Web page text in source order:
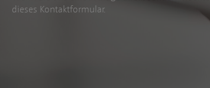
dieses Kontaktformular.